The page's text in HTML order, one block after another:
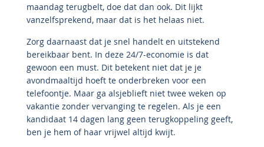
maandag terugbelt, doe dat dan ook. Dit lijkt
vanzelfsprekend, maar dat is het helaas niet.
Zorg daarnaast dat je snel handelt en uitstekend
bereikbaar bent. In deze 24/7-economie is dat
gewoon een must. Dit betekent niet dat je je
avondmaaltijd hoeft te onderbreken voor een
telefoontje. Maar ga alsjeblieft niet twee weken op
vakantie zonder vervanging te regelen. Als je een
kandidaat 14 dagen lang geen terugkoppeling geeft,
ben je hem of haar vrijwel altijd kwijt.